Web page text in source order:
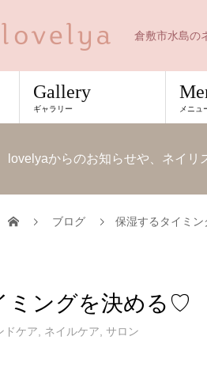
倉敷市水島の
Gallery
ギャラリー メニュ
lovelyaからのお知らせや、ネイリ
ブログ 保湿するタイミ
ミングを決める♡
ドケア, ネイルケア, サロン